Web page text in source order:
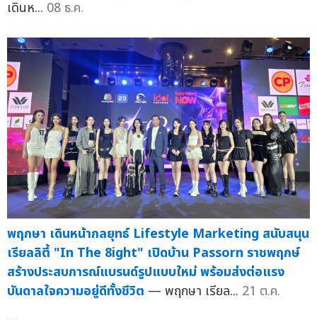
เดินห... 08 ธ.ค.
พฤกษา เดินหน้ากลยุทธ์ Lifestyle Marketing สนับสนุน
เรียลลิตี้ "In The 8ight" เปิดบ้าน Passorn ราชพฤกษ์
สร้างประสบการณ์แบรนด์รูปแบบใหม่ พร้อมส่งต่อแรง
บันดาลใจความอยู่ดีทั้งชีวิต — พฤกษา เรียล... 21 ต.ค.